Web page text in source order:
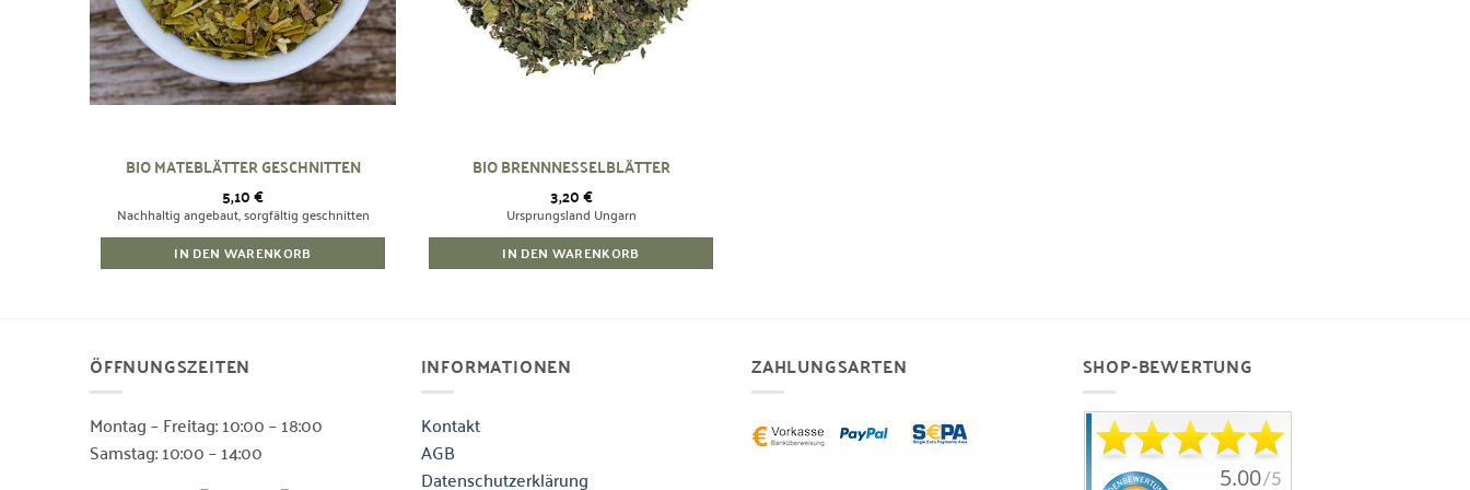
BIO MATEBLÄTTER GESCHNITTEN
5,10€
Nachhaltig angebaut, sorgfältig geschnitten
IN DEN WARENKORB
BIO BRENNNESSELBLÄTTER
3,20€
Ursprungsland Ungarn
IN DEN WARENKORB
ÖFFNUNGSZEITEN
Montag – Freitag: 10:00 – 18:00
Samstag: 10:00 – 14:00
INFORMATIONEN
Kontakt
AGB
Datenschutzerklärung
ZAHLUNGSARTEN SHOP-BEWERTUNG